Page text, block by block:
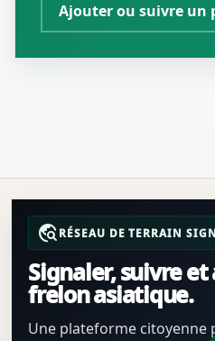
Ajouter ou suivre un
travel_exploreRÉSEAU DE TERRAIN
Signaler, suivre
frelon asiatique.
Une plateforme citoyenne